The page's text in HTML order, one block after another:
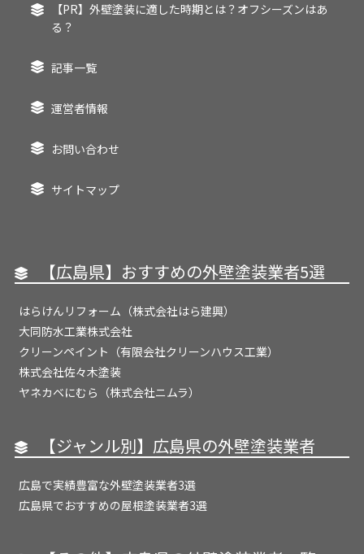
【PR】外壁塗装に適した時期とは？オフシーズンはあ
る？
記事一覧
運営者情報
お問い合わせ
サイトマップ
【広島県】おすすめの外壁塗装業者5選
はらけんリフォーム（株式会社はら建興）
大同防水工業株式会社
クリーンペイント（有限会社クリーンハウス工業）
株式会社佐々木塗装
ヤネカベにむら（株式会社ニムラ）
【ジャンル別】広島県の外壁塗装業者
広島で実績豊富な外壁塗装業者3選
広島県でおすすめの屋根塗装業者3選